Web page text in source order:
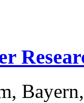
, Bayern